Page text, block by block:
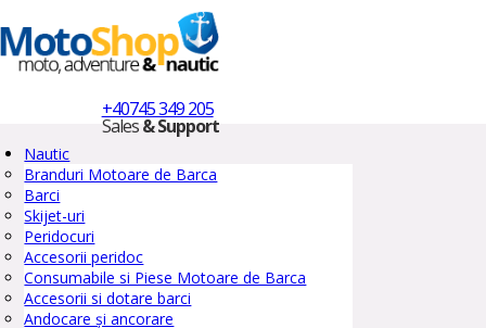
+40745 349 205
Sales& Support
Nautic
Branduri Motoare de Barca
Barci
Skijet-uri
Peridocuri
Accesorii peridoc
Consumabile si Piese Motoare de Barca
Accesorii si dotare barci
Andocare și ancorare